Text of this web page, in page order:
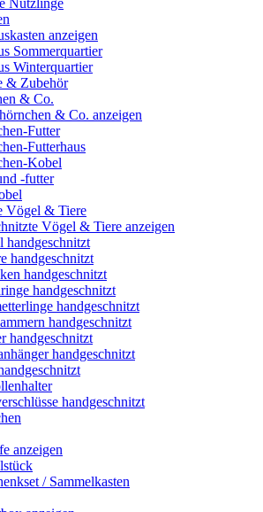
Nützlinge
anzeigen
Sommerquartier
Winterquartier
& Zubehör
& Co.
& Co. anzeigen
Futter
Futterhaus
Kobel
-futter
Vögel & Tiere
Vögel & Tiere anzeigen
handgeschnitzt
handgeschnitzt
handgeschnitzt
handgeschnitzt
handgeschnitzt
handgeschnitzt
handgeschnitzt
handgeschnitzt
handgeschnitzt
anzeigen
/ Sammelkasten